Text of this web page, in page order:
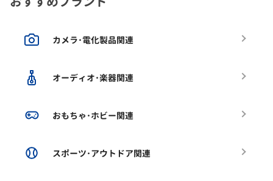
カメラ･電化製品関連
オーディオ･楽器関連
おもちゃ･ホビー関連
スポーツ･アウトドア関連